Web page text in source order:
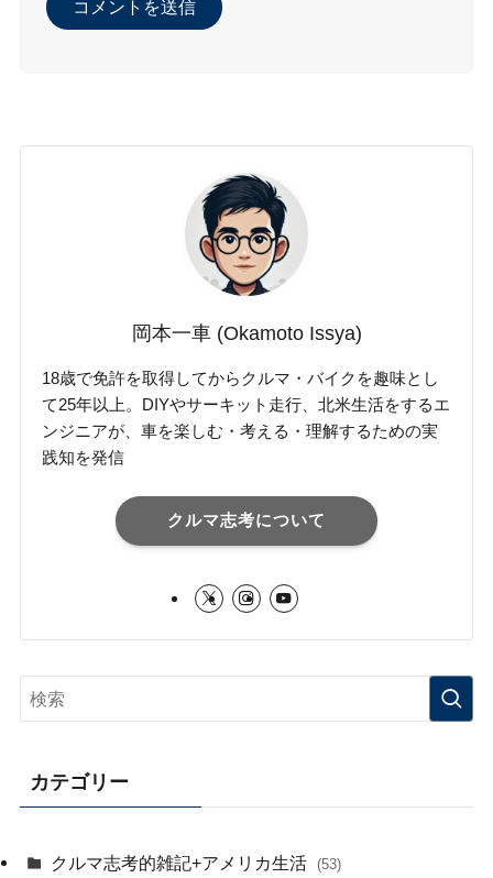
岡本一車 (Okamoto Issya)
18歳で免許を取得してからクルマ・バイクを趣味とし
て25年以上。DIYやサーキット走行、北米生活をするエ
ンジニアが、車を楽しむ・考える・理解するための実
践知を発信
クルマ志考について
カテゴリー
クルマ志考的雑記+アメリカ生活 (53)